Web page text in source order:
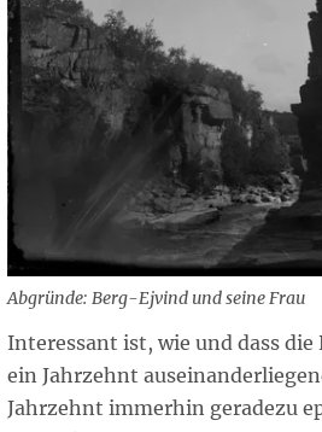
Abgründe: Berg-Ejvind und seine Frau
Interessant ist, wie und dass die
ein Jahrzehnt
Jahrzehnt immerhin geradezu